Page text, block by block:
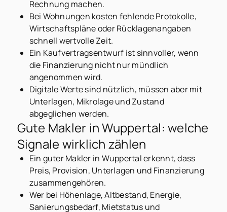
Rechnung machen.
Bei Wohnungen kosten fehlende Protokolle,
Wirtschaftspläne oder Rücklagenangaben
schnell wertvolle Zeit.
Ein Kaufvertragsentwurf ist sinnvoller, wenn
die Finanzierung nicht nur mündlich
angenommen wird.
Digitale Werte sind nützlich, müssen aber mit
Unterlagen, Mikrolage und Zustand
abgeglichen werden.
Gute Makler in Wuppertal: welche
Signale wirklich zählen
Ein guter Makler in Wuppertal erkennt, dass
Preis, Provision, Unterlagen und Finanzierung
zusammengehören.
Wer bei Höhenlage, Altbestand, Energie,
Sanierungsbedarf, Mietstatus und